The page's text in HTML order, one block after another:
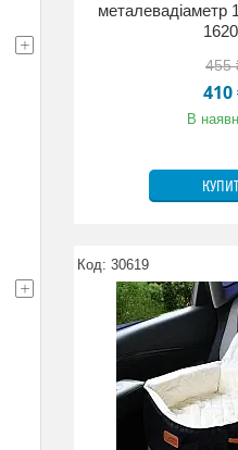
металевадіаметр
455
410
В
30619